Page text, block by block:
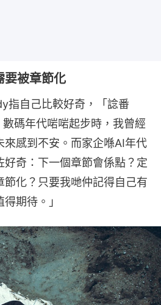
要被章節化
指自己比較好奇，「諗番
碼年代啱啱起步時，我曾經
來感到不安。而家企喺AI年代
好奇：下一個章節會係點？定
化？只要我哋仲記得自己有
期待。」